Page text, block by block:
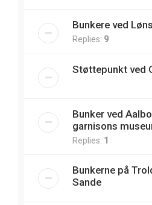
Bunkere ved
Replies: 9
Støttepunkt ved
Bunker ved
garnisons
Replies: 1
Bunkerne på
Sande